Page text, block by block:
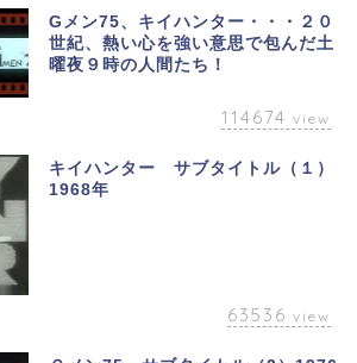
Gメン75、キイハンター・・・２０
世紀、熱い心を強い意思で包んだ土
曜夜９時の人間たち！
114674 view
キイハンター サブタイトル（１）
1968年
63536 view